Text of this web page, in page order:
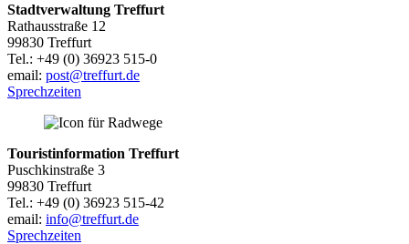
Stadtverwaltung Treffurt
Rathausstraße 12
99830 Treffurt
Tel.: +49 (0) 36923 515-0
email: post@treffurt.de
Sprechzeiten
Touristinformation Treffurt
Puschkinstraße 3
99830 Treffurt
Tel.: +49 (0) 36923 515-42
email: info@treffurt.de
Sprechzeiten